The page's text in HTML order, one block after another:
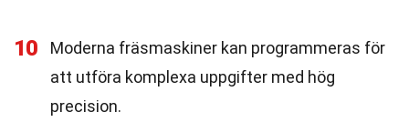
10
Moderna fräsmaskiner kan programmeras för
att utföra komplexa uppgifter med hög
precision.